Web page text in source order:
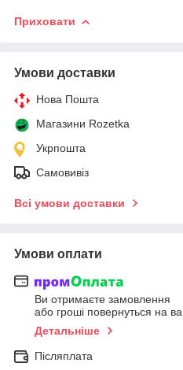
Приховати
Умови доставки
Нова Пошта
Магазини Rozetka
Укрпошта
Самовивіз
Всі умови доставки
Умови оплати
Ви отримаєте замовлення
або гроші повернуться на
Детальніше
Післяплата